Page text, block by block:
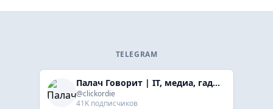
TELEGRAM
Палач Говорит | IT, медиа, гaджеты, скидки
@clickordie
41K подписчиков